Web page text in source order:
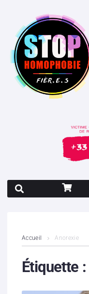
Contenus litigieux
Accueil Anorexie
Étiquette :